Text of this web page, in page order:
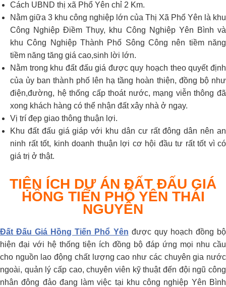
Cách UBND thị xã Phổ Yên chỉ 2 Km.
Nằm giữa 3 khu công nghiệp lớn của Thị Xã Phổ Yên là khu
Công Nghiệp Điềm Thụy, khu Công Nghiệp Yên Bình và
khu Công Nghiệp Thành Phố Sông Công nên tiềm năng
tiềm năng tăng giá cao,sinh lời lớn.
Nằm trong khu đất đấu giá được quy hoạch theo quyết định
của ủy ban thành phố lên hạ tầng hoàn thiện, đồng bộ như
điện,đường, hệ thống cấp thoát nước, mạng viễn thông đã
xong khách hàng có thể nhận đất xây nhà ở ngay.
Vị trí đẹp giao thông thuận lợi.
Khu đất đấu giá giáp với khu dân cư rất đông dân nên an
ninh rất tốt, kinh doanh thuận lợi cơ hội đầu tư rất tốt vì có
giá trị ở thật.
TIỆN ÍCH DỰ ÁN ĐẤT ĐẤU GIÁ
HỒNG TIẾN PHỔ YÊN THÁI
NGUYÊN
Đất Đấu Giá Hồng Tiến Phổ Yên được quy hoạch đồng bộ
hiện đại với hệ thống tiện ích đồng bộ đáp ứng mọi nhu cầu
cho nguồn lao động chất lượng cao như các chuyên gia nước
ngoài, quản lý cấp cao, chuyên viên kỹ thuật đến đội ngũ công
nhân đông đảo đang làm việc tại khu công nghiệp Yên Bình